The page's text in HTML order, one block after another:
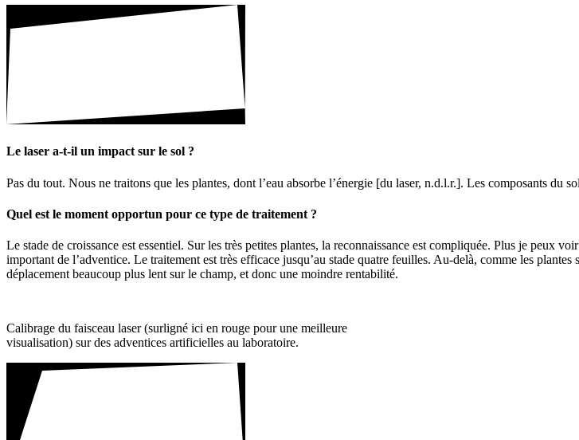
Le laser a-t-il un impact sur le sol ?
Pas du tout. Nous ne trai­tons que les plantes, dont l’eau absorbe l’énergie [du laser, n.d.l.r.]. Les compo­sants du
Quel est le moment opportun pour ce type de trai­te­ment ?
Le stade de crois­sance est essen­tiel. Sur les très petites plantes, la recon­nais­sance est compli­quée. Plus je peux
impor­tant de l’adventice. Le trai­te­ment est très effi­cace jusqu’au stade quatre feuilles. Au-delà, comme les
dépla­ce­ment beau­coup plus lent sur le champ, et donc une moindre renta­bi­lité.
Cali­brage du fais­ceau laser (surligné ici en rouge pour une meilleure
visua­li­sa­tion) sur des adven­tices arti­fi­cielles au labo­ra­toire.